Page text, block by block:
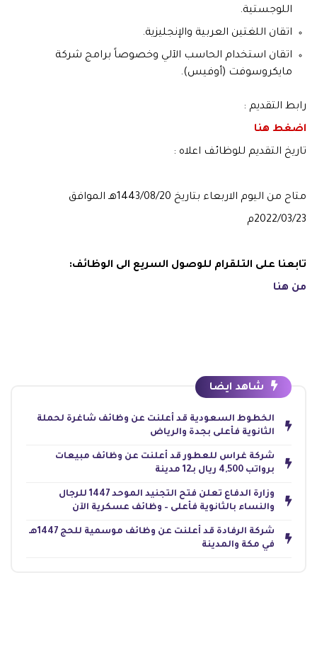
اللوجستية.
اتقان اللغتين العربية والإنجليزية.
اتقان استخدام الحاسب الآلي وخصوصاً برامج شركة
مايكروسوفت (أوفيس).
رابط التقديم :
اضغط هنا
تاريخ التقديم للوظائف اعلاه :
متاح من اليوم الاربعاء بتاريخ 1443/08/20هـ الموافق
2022/03/23م
تابعنا على التلقرام للوصول السريع الى الوظائف:
من هنا
شاهد ايضا
الخطوط السعودية قد أعلنت عن وظائف شاغرة لحملة
الثانوية فأعلى بجدة والرياض
شركة غراس للعطور قد أعلنت عن وظائف مبيعات
برواتب 4,500 ريال بـ12 مدينة
وزارة الدفاع تعلن فتح التجنيد الموحد 1447 للرجال
والنساء بالثانوية فأعلى – وظائف عسكرية الآن
شركة الرفادة قد أعلنت عن وظائف موسمية للحج 1447هـ
في مكة والمدينة